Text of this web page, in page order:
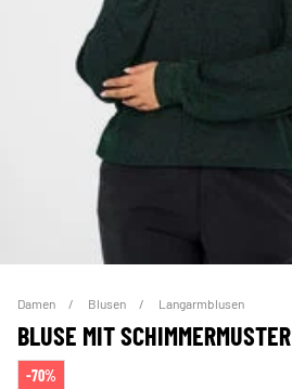
Damen Blusen Langarmblusen
BLUSE MIT SCHIMMERMUSTER
-70%